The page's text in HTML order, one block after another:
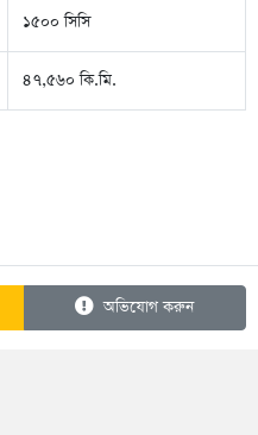
১৫০০ সিসি
৪৭,৫৬০ কি.মি.
অভিযোগ করুন